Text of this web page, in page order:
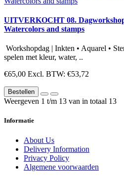
UITVERKOCHT 08.
Watercolors and stamps
Workshopdag | Inkten • Aquarel •
spelen met kleur, water, ..
€65,00 Excl. BTW: €53,72
Bestellen
Weergeven 1 t/m 13 van in totaal 13
Informatie
About Us
Delivery Information
Privacy Policy
Algemene voorwaarden